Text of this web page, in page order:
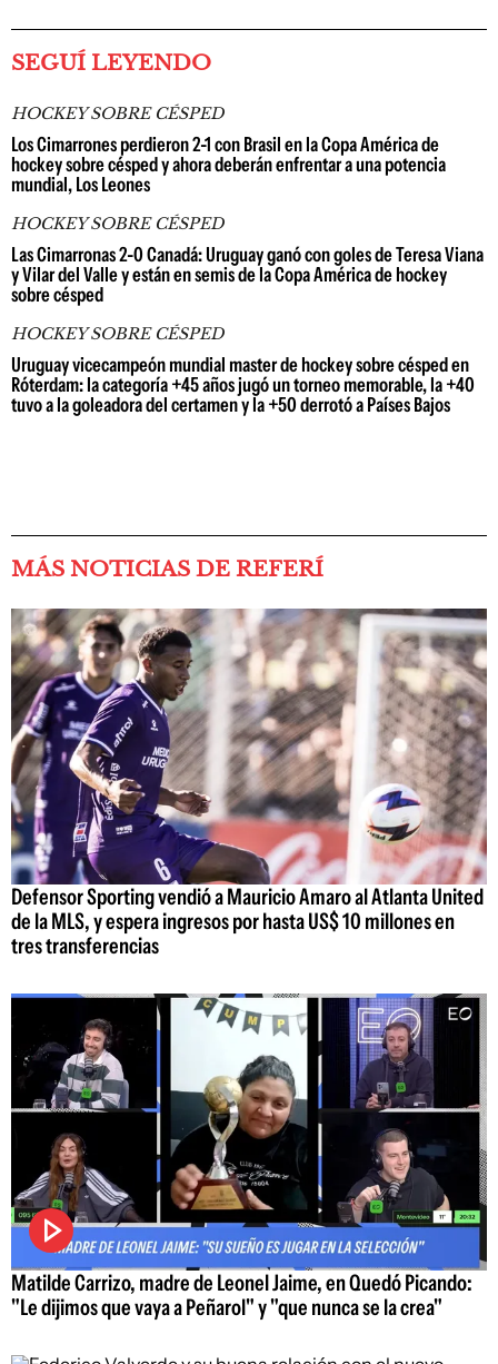
SEGUÍ LEYENDO
HOCKEY SOBRE CÉSPED
Los Cimarrones perdieron 2-1 con Brasil en la Copa América de
hockey sobre césped y ahora deberán enfrentar a una potencia
mundial, Los Leones
HOCKEY SOBRE CÉSPED
Las Cimarronas 2-0 Canadá: Uruguay ganó con goles de Teresa Viana
y Vilar del Valle y están en semis de la Copa América de hockey
sobre césped
HOCKEY SOBRE CÉSPED
Uruguay vicecampeón mundial master de hockey sobre césped en
Róterdam: la categoría +45 años jugó un torneo memorable, la +40
tuvo a la goleadora del certamen y la +50 derrotó a Países Bajos
MÁS NOTICIAS DE REFERÍ
Defensor Sporting vendió a Mauricio Amaro al Atlanta United
de la MLS, y espera ingresos por hasta US$ 10 millones en
tres transferencias
Matilde Carrizo, madre de Leonel Jaime, en Quedó Picando:
"Le dijimos que vaya a Peñarol" y "que nunca se la crea"